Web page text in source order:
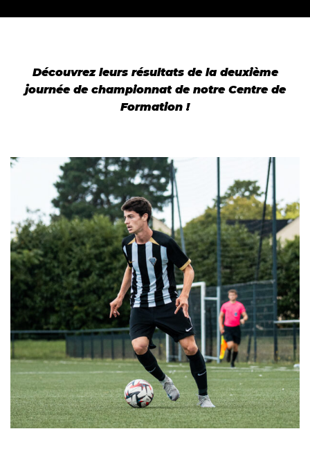
Découvrez leurs résultats de la deuxième
journée de championnat de notre Centre de
Formation !